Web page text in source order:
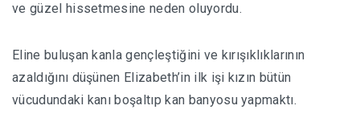
ve güzel hissetmesine neden oluyordu.
Eline buluşan kanla gençleştiğini ve kırışıklıklarının
azaldığını düşünen Elizabeth’in ilk işi kızın bütün
vücudundaki kanı boşaltıp kan banyosu yapmaktı.